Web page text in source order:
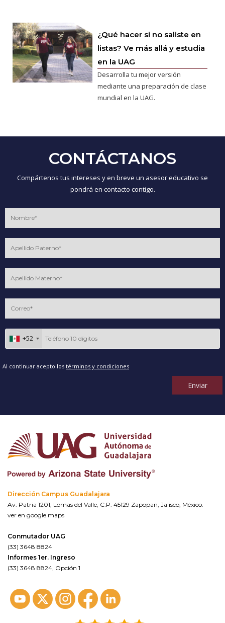
¿Qué hacer si no saliste en
listas? Ve más allá y estudia
en la UAG
Desarrolla tu mejor versión
mediante una preparación de clase
mundial en la UAG.
CONTÁCTANOS
Compártenos tus intereses y en breve un asesor educativo se
pondrá en contacto contigo.
+52
Al continuar acepto los términos y condiciones
Enviar
Dirección Campus Guadalajara
Av. Patria 1201, Lomas del Valle, C.P. 45129 Zapopan, Jalisco, México.
ver en google maps
Conmutador UAG
(33) 3648 8824
Informes 1er. Ingreso
(33) 3648 8824, Opción 1